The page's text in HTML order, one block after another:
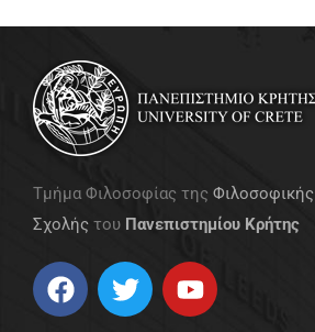
Τμήμα Φιλοσοφίας της Φιλοσοφικής
Σχολής του Πανεπιστημίου Κρήτης